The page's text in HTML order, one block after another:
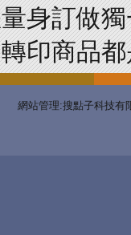
身訂做
印商品
網站管理:搜點子科技有